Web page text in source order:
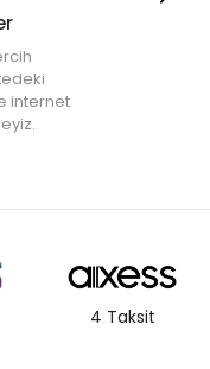
internet
4 Taksit